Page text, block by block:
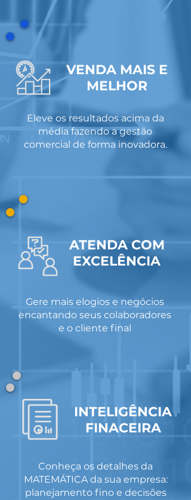
VENDA MAIS E
MELHOR
Eleve os resultados acima da
média fazendo a gestão
comercial de forma inovadora.
ATENDA COM
EXCELÊNCIA
Gere mais elogios e negócios
encantando seus colaboradores
e o cliente final
INTELIGÊNCIA
FINACEIRA
Conheça os detalhes da
MATEMÁTICA da sua empresa:
planejamento fino e decisões